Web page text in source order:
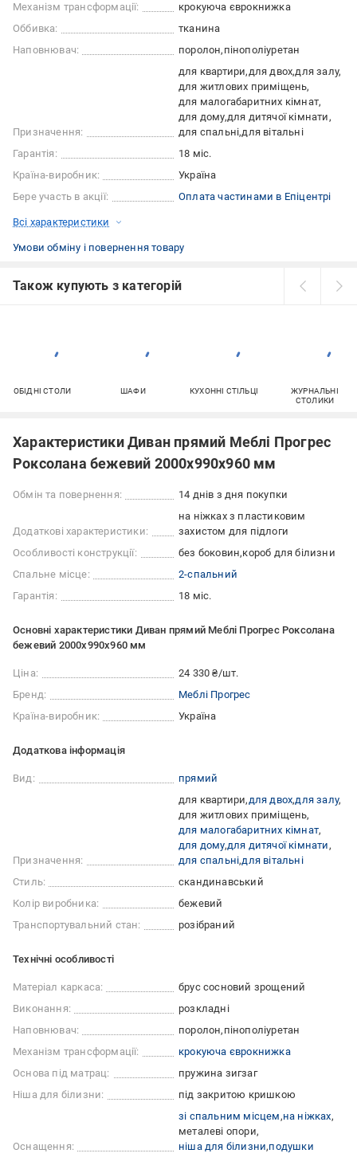
Механізм трансформації:
крокуюча єврокнижка
Оббивка:
тканина
Наповнювач:
поролон пінополіуретан
Призначення:
для квартири для двох для залу
для житлових приміщень
для малогабаритних кімнат
для дому для дитячої кімнати
для спальні для вітальні
Гарантія:
18 міс.
Країна-виробник:
Україна
Бере участь в акції:
Оплата частинами в Епіцентрі
Всі характеристики
Умови обміну і повернення товару
Також купують з категорій
ОБІДНІ СТОЛИ ШАФИ КУХОННІ СТІЛЬЦІ
ЖУРНАЛЬНІ
СТОЛИКИ
Характеристики Диван прямий Меблі Прогрес
Роксолана бежевий 2000x990x960 мм
Обмін та повернення: 14 днів з дня покупки
Додаткові характеристики:
на ніжках з пластиковим
захистом для підлоги
Особливості конструкції:
без боковин короб для білизни
Спальне місце:
2-спальний
Гарантія:
18 міс.
Основні характеристики Диван прямий Меблі Прогрес Роксолана
бежевий 2000x990x960 мм
Ціна:
24 330 ₴/шт.
Бренд:
Меблі Прогрес
Країна-виробник:
Україна
Додаткова інформація
Вид: прямий
Призначення:
для квартири для двох для залу
для житлових приміщень
для малогабаритних кімнат
для дому для дитячої кімнати
для спальні для вітальні
Стиль:
скандинавський
Колір виробника:
бежевий
Транспортувальний стан:
розібраний
Технічні особливості
Матеріал каркаса:
брус сосновий зрощений
Виконання:
розкладні
Наповнювач:
поролон пінополіуретан
Механізм трансформації:
крокуюча єврокнижка
Основа під матрац:
пружина зигзаг
Ніша для білизни:
під закритою кришкою
Оснащення:
зі спальним місцем на ніжках
металеві опори
ніша для білизни подушки